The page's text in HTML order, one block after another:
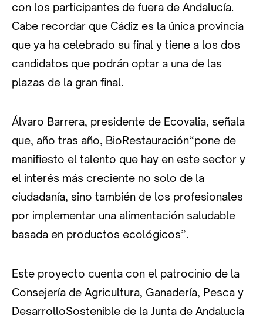
con los participantes de fuera de Andalucía.
Cabe recordar que Cádiz es la única provincia
que ya ha celebrado su final y tiene a los dos
candidatos que podrán optar a una de las
plazas de la gran final.
Álvaro Barrera, presidente de Ecovalia, señala
que, año tras año, BioRestauración“pone de
manifiesto el talento que hay en este sector y
el interés más creciente no solo de la
ciudadanía, sino también de los profesionales
por implementar una alimentación saludable
basada en productos ecológicos”.
Este proyecto cuenta con el patrocinio de la
Consejería de Agricultura, Ganadería, Pesca y
DesarrolloSostenible de la Junta de Andalucía